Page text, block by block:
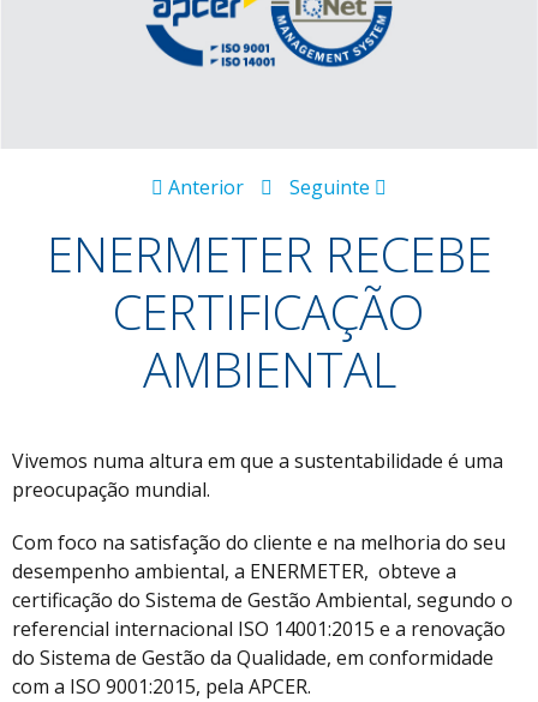
Anterior Seguinte
ENERMETER RECEBE
CERTIFICAÇÃO
AMBIENTAL
Vivemos numa altura em que a sustentabilidade é uma
preocupação mundial.
Com foco na satisfação do cliente e na melhoria do seu
desempenho ambiental, a ENERMETER, obteve a
certificação do Sistema de Gestão Ambiental, segundo o
referencial internacional ISO 14001:2015 e a renovação
do Sistema de Gestão da Qualidade, em conformidade
com a ISO 9001:2015, pela APCER.